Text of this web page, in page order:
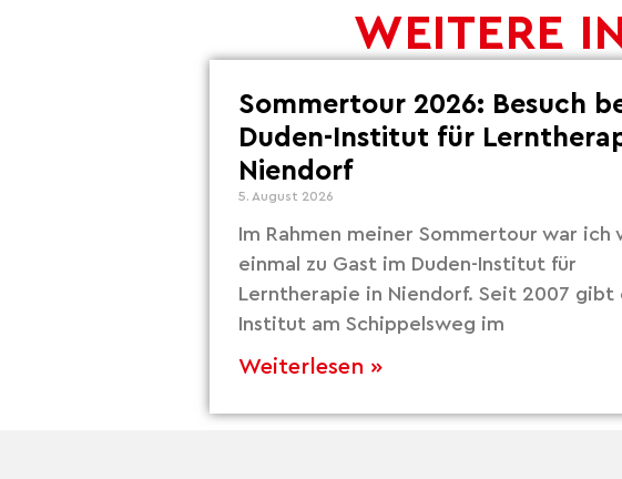
WEITERE
Sommertour 2026: Besuch
Duden-Institut für
Niendorf
5. August 2026
Im Rahmen meiner Sommertour war ich
einmal zu Gast im Duden-Institut für
Lerntherapie in Niendorf. Seit 2007 gibt
Institut am Schippelsweg im
Weiterlesen »